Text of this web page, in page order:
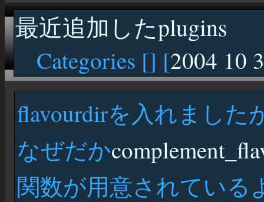
最近追加したplugins
Categories [] [2004 10
flavourdirを入れました
なぜだか
関数が用意されている